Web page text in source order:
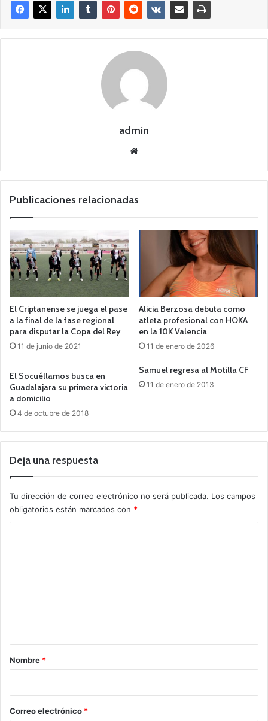
admin
we
Publicaciones relacionadas
El Criptanense se juega el pase
a la final de la fase regional
para disputar la Copa del Rey
11 de junio de 2021
Alicia Berzosa debuta como
atleta profesional con HOKA
en la 10K Valencia
11 de enero de 2026
El Socuéllamos busca en
Guadalajara su primera victoria
a domicilio
4 de octubre de 2018
Samuel regresa al Motilla CF
11 de enero de 2013
Deja una respuesta
Tu dirección de correo electrónico no será publicada. Los campos
obligatorios están marcados con *
r
*
Nombre *
Correo electrónico *